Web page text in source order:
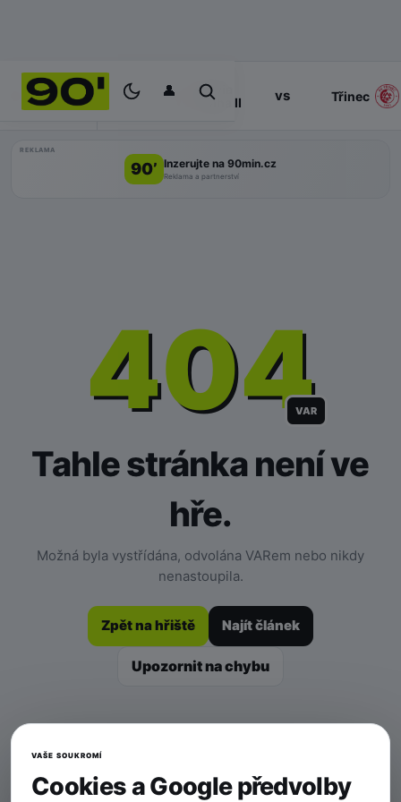
👤
PROGRAM 17:00
Slavia
Praha II
vs Třinec
REKLAMA
90’ Inzerujte na 90min.cz
Reklama a partnerství
404
VAR
Tahle stránka není ve
hře.
Možná byla vystřídána, odvolána VARem nebo nikdy
nenastoupila.
Zpět na hřiště Najít článek
Upozornit na chybu
VAŠE SOUKROMÍ
Cookies a Google předvolby